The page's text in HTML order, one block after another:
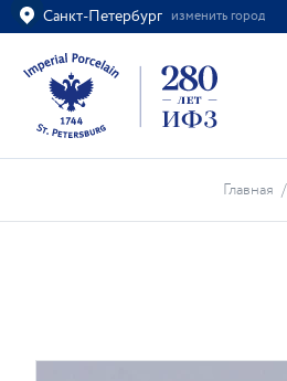
Санкт-Петербург изменить город
Ваш город Санкт-Петербург?
ВСЁ ВЕРНО ИЗМЕНИТЬ
Главная /